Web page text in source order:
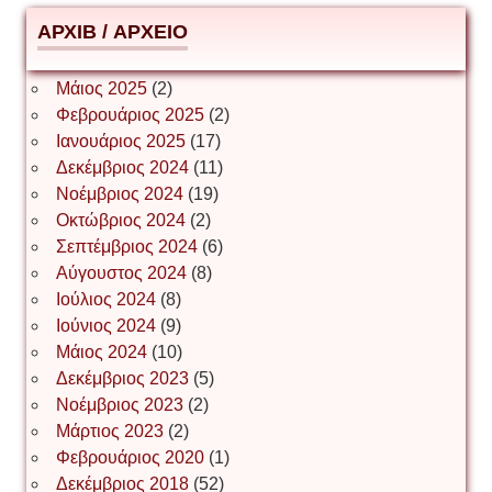
ΕΥΑΓΓΕΛΟΣ ΜΩΚΟΣ
Ιωάννης Σ. Παπαφλωράτος
ΝΙΚΟΣ ΓΑΤΟΣ
Νίκος Λυγερός
Іван Буртик
Іван Наконечний
АРХІВ / ΑΡΧΕΙΟ
Μάιος 2025(2)
Φεβρουάριος 2025(2)
Ιανουάριος 2025(17)
Δεκέμβριος 2024(11)
Νοέμβριος 2024(19)
Οκτώβριος 2024(2)
Σεπτέμβριος 2024(6)
Αύγουστος 2024(8)
Ιούλιος 2024(8)
Ιούνιος 2024(9)
Μάιος 2024(10)
Δεκέμβριος 2023(5)
Νοέμβριος 2023(2)
Μάρτιος 2023(2)
Φεβρουάριος 2020(1)
Δεκέμβριος 2018(52)